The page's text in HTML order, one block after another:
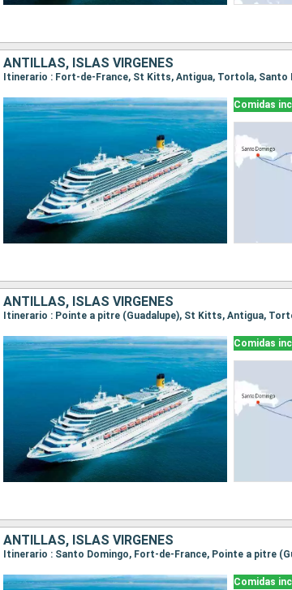
ANTILLAS, ISLAS VÍRGENES
Itinerario : Fort-de-France, St Kitts, Antigua, Tortola, Santo
Comidas
ANTILLAS, ISLAS VÍRGENES
Itinerario : Pointe a pitre (Guadalupe), St Kitts, Antigua,
Comidas
ANTILLAS, ISLAS VÍRGENES
Comidas